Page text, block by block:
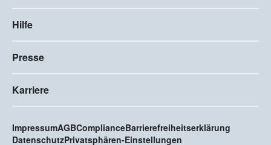
Hilfe
Presse
Karriere
ImpressumAGBComplianceBarrierefreiheitserklärung
DatenschutzPrivatsphären-Einstellungen